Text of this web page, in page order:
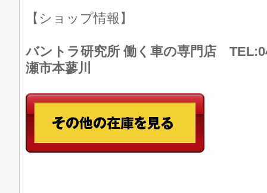
【ショップ情報】
バントラ研究所 働く車の専門店
瀬市本蓼川